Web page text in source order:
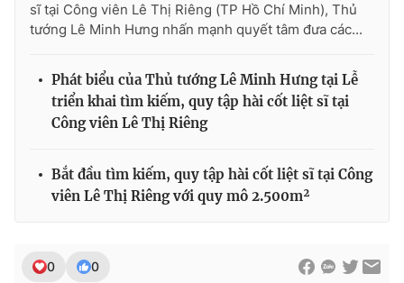
sĩ tại Công viên Lê Thị Riêng (TP Hồ Chí Minh), Thủ
tướng Lê Minh Hưng nhấn mạnh quyết tâm đưa các...
Phát biểu của Thủ tướng Lê Minh Hưng tại Lễ
triển khai tìm kiếm, quy tập hài cốt liệt sĩ tại
Công viên Lê Thị Riêng
Bắt đầu tìm kiếm, quy tập hài cốt liệt sĩ tại Công
viên Lê Thị Riêng với quy mô 2.500m²
0 0